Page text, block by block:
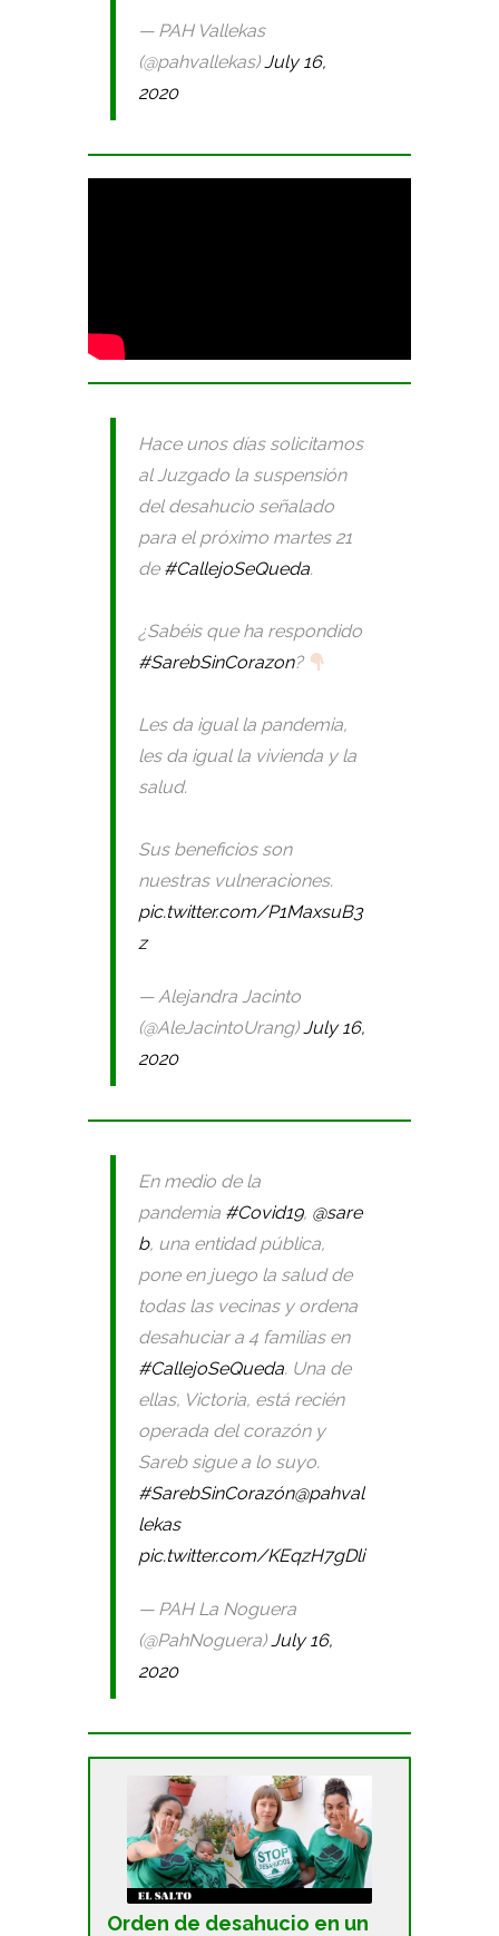
— PAH Vallekas
(@pahvallekas)July 16,
2020
Hace unos días solicitamos
al Juzgado la suspensión
del desahucio señalado
para el próximo martes 21
de #CallejoSeQueda.
¿Sabéis que ha respondido
#SarebSinCorazon?
Les da igual la pandemia,
les da igual la vivienda y la
salud.
Sus beneficios son
nuestras vulneraciones.
pic.twitter.com/P1MaxsuB3
z
— Alejandra Jacinto
(@AleJacintoUrang)July 16,
2020
En medio de la
pandemia #Covid19, @sare
b, una entidad pública,
pone en juego la salud de
todas las vecinas y ordena
desahuciar a 4 familias en
#CallejoSeQueda. Una de
ellas, Victoria, está recién
operada del corazón y
Sareb sigue a lo suyo.
#SarebSinCorazón@pahval
lekas
pic.twitter.com/KEqzH7gDli
— PAH La Noguera
(@PahNoguera)July 16,
2020
Orden de desahucio en un